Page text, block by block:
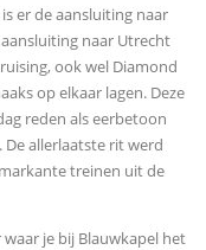
er de aansluiting naar
naar Utrecht
ook wel Diamond
op elkaar lagen. Deze
reden als eerbetoon
allerlaatste rit werd
markante treinen uit de
je bij Blauwkapel het